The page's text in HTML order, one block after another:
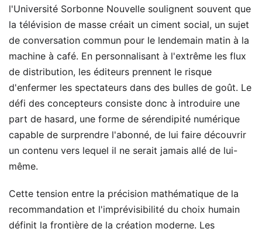
l'Université Sorbonne Nouvelle soulignent souvent que
la télévision de masse créait un ciment social, un sujet
de conversation commun pour le lendemain matin à la
machine à café. En personnalisant à l'extrême les flux
de distribution, les éditeurs prennent le risque
d'enfermer les spectateurs dans des bulles de goût. Le
défi des concepteurs consiste donc à introduire une
part de hasard, une forme de sérendipité numérique
capable de surprendre l'abonné, de lui faire découvrir
un contenu vers lequel il ne serait jamais allé de lui-
même.
Cette tension entre la précision mathématique de la
recommandation et l'imprévisibilité du choix humain
définit la frontière de la création moderne. Les